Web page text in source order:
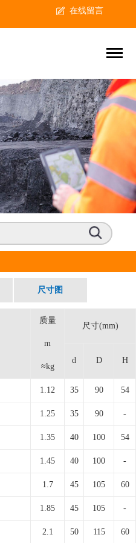
在线留言
尺寸图
质量
m
≈kg
尺寸(mm)
d D H
1.12 35 90 54
1.25 35 90 -
1.35 40 100 54
1.45 40 100 -
1.7 45 105 60
1.85 45 105 -
2.1 50 115 60